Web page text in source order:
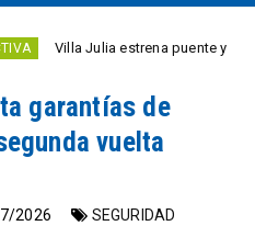
Villa Julia estrena puente y
garantías de
vuelta
2026 SEGURIDAD